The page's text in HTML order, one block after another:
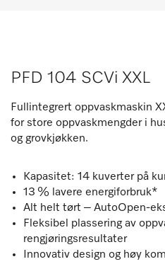
PFD 104 SCVi XXL
Fullintegrert oppvaskmaskin
for store oppvaskmengder i
og grovkjøkken.
Kapasitet: 14 kuverter på
13 % lavere energiforbruk*
Alt helt tørt – AutoOpen-
Fleksibel plassering av
rengjøringsresultater
Innovativ design og høy